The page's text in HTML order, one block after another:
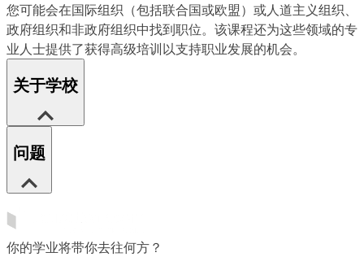
您可能会在国际组织（包括联合国或欧盟）或人道主义组织、
政府组织和非政府组织中找到职位。该课程还为这些领域的专
业人士提供了获得高级培训以支持职业发展的机会。
关于学校
问题
你的学业将带你去往何方？